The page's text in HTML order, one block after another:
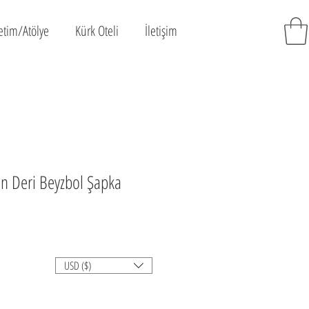
Atölye Kürk Oteli İletişim
Deri Beyzbol Şapka
USD ($)